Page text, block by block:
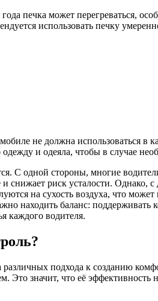
печка может перегреваться,
использовать печку
не должна использоваться в
и одеяла, чтобы в случае
С одной стороны, многие
и снижает риск усталости.
на сухость воздуха, что
находить баланс: поддерживать
каждого водителя.
подхода к созданию
Это значит, что её